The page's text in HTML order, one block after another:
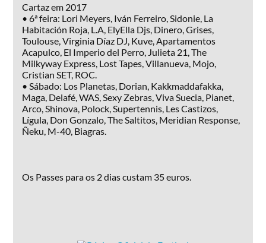
Cartaz em 2017
• 6ª feira: Lori Meyers, Iván Ferreiro, Sidonie, La
Habitación Roja, L.A, ElyElla Djs, Dinero, Grises,
Toulouse, Virginia Díaz DJ, Kuve, Apartamentos
Acapulco, El Imperio del Perro, Julieta 21, The
Milkyway Express, Lost Tapes, Villanueva, Mojo,
Cristian SET, ROC.
• Sábado: Los Planetas, Dorian, Kakkmaddafakka,
Maga, Delafé, WAS, Sexy Zebras, Viva Suecia, Pianet,
Arco, Shinova, Polock, Supertennis, Les Castizos,
Lígula, Don Gonzalo, The Saltitos, Meridian Response,
Ñeku, M-40, Biagras.
Os Passes para os 2 dias custam 35 euros.